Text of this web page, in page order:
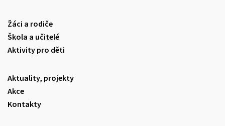
Žáci a rodiče
Škola a učitelé
Aktivity pro děti
Aktuality, projekty
Akce
Kontakty